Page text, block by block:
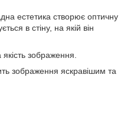
естетика створює оптичну
в стіну, на якій він
зображення.
зображення яскравішим та